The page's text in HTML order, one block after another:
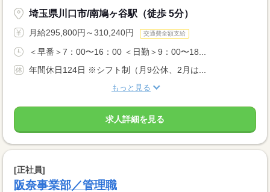
埼玉県川口市/南鳩ヶ谷駅（徒歩 5分）
月給295,800円～310,240円 交通費全額支給
＜早番＞7：00〜16：00 ＜日勤＞9：00〜18...
年間休日124日 ※シフト制（月9公休、2月は...
もっと見る
求人詳細を見る
[正社員]
阪奈事業部／管理職